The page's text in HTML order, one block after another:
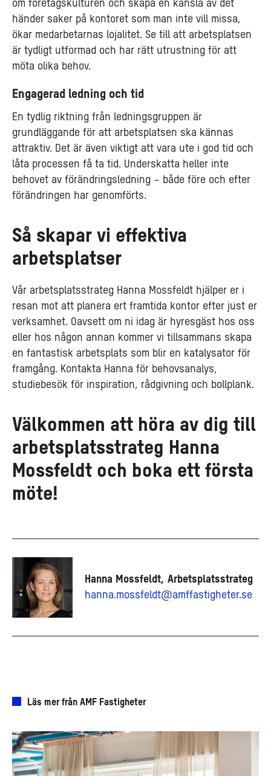
om företagskulturen och skapa en känsla av det
händer saker på kontoret som man inte vill missa,
ökar medarbetarnas lojalitet. Se till att arbetsplatsen
är tydligt utformad och har rätt utrustning för att
möta olika behov.
Engagerad ledning och tid
En tydlig riktning från ledningsgruppen är
grundläggande för att arbetsplatsen ska kännas
attraktiv. Det är även viktigt att vara ute i god tid och
låta processen få ta tid. Underskatta heller inte
behovet av förändringsledning – både före och efter
förändringen har genomförts.
Så skapar vi effektiva
arbetsplatser
Vår arbetsplatsstrateg Hanna Mossfeldt hjälper er i
resan mot att planera ert framtida kontor efter just er
verksamhet. Oavsett om ni idag är hyresgäst hos oss
eller hos någon annan kommer vi tillsammans skapa
en fantastisk arbetsplats som blir en katalysator för
framgång. Kontakta Hanna för behovsanalys,
studiebesök för inspiration, rådgivning och bollplank.
Välkommen att höra av dig till
arbetsplatsstrateg Hanna
Mossfeldt och boka ett första
möte!
Hanna Mossfeldt, Arbetsplatsstrateg
hanna.mossfeldt@amffastigheter.se
Läs mer från AMF Fastigheter
Så
hjälper
vi